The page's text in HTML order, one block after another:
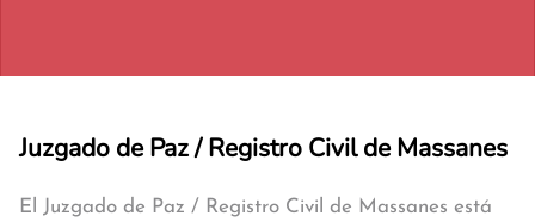
Juzgado de Paz / Registro Civil de Massanes
El Juzgado de Paz / Registro Civil de Massanes está